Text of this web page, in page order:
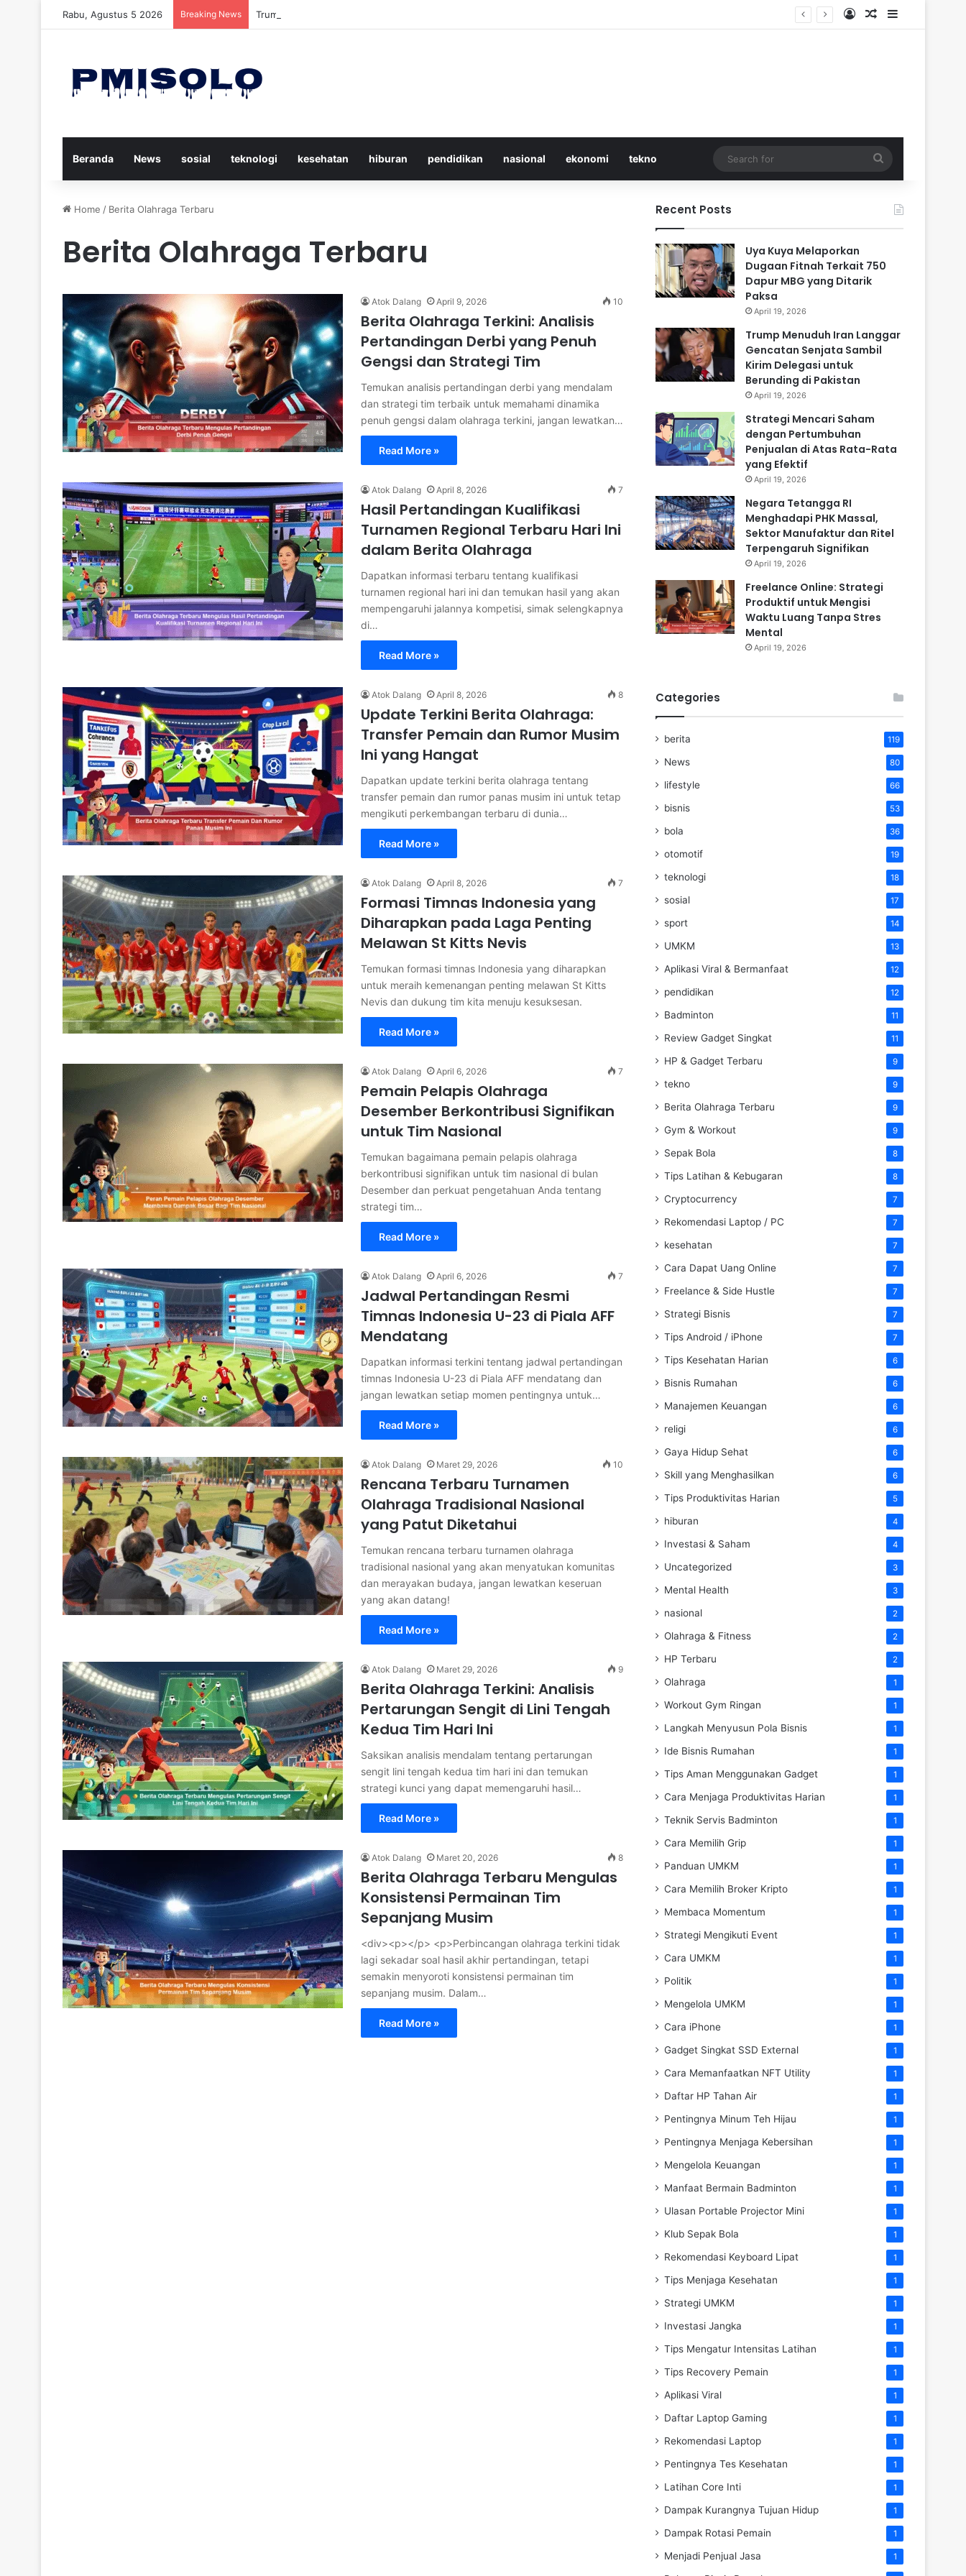
Rabu, Agustus 5 2026 Breaking News Trump Menuduh Iran Langgar Gencatan Senjata Sambil Kirim Delegasi untuk Berunding di Pakistan Log InRandom Article
Sidebar
Beranda News sosial teknologi kesehatan hiburan pendidikan nasional ekonomi tekno
for
Home / Berita Olahraga Terbaru
Berita Olahraga Terbaru
Atok Dalang April 9, 2026 10
Berita Olahraga Terkini: Analisis
Pertandingan Derbi yang Penuh
Gengsi dan Strategi Tim
Temukan analisis pertandingan derbi yang mendalam
dan strategi tim terbaik untuk memahami dinamika
penuh gengsi dalam olahraga terkini, jangan lewatkan…
Read More »
Atok Dalang April 8, 2026 7
Hasil Pertandingan Kualifikasi
Turnamen Regional Terbaru Hari Ini
dalam Berita Olahraga
Dapatkan informasi terbaru tentang kualifikasi
turnamen regional hari ini dan temukan hasil yang akan
mempengaruhi jalannya kompetisi, simak selengkapnya
di…
Read More »
Atok Dalang April 8, 2026 8
Update Terkini Berita Olahraga:
Transfer Pemain dan Rumor Musim
Ini yang Hangat
Dapatkan update terkini berita olahraga tentang
transfer pemain dan rumor panas musim ini untuk tetap
mengikuti perkembangan terbaru di dunia…
Read More »
Atok Dalang April 8, 2026 7
Formasi Timnas Indonesia yang
Diharapkan pada Laga Penting
Melawan St Kitts Nevis
Temukan formasi timnas Indonesia yang diharapkan
untuk meraih kemenangan penting melawan St Kitts
Nevis dan dukung tim kita menuju kesuksesan.
Read More »
Atok Dalang April 6, 2026 7
Pemain Pelapis Olahraga
Desember Berkontribusi Signifikan
untuk Tim Nasional
Temukan bagaimana pemain pelapis olahraga
berkontribusi signifikan untuk tim nasional di bulan
Desember dan perkuat pengetahuan Anda tentang
strategi tim…
Read More »
Atok Dalang April 6, 2026 7
Jadwal Pertandingan Resmi
Timnas Indonesia U-23 di Piala AFF
Mendatang
Dapatkan informasi terkini tentang jadwal pertandingan
timnas Indonesia U-23 di Piala AFF mendatang dan
jangan lewatkan setiap momen pentingnya untuk…
Read More »
Atok Dalang Maret 29, 2026 10
Rencana Terbaru Turnamen
Olahraga Tradisional Nasional
yang Patut Diketahui
Temukan rencana terbaru turnamen olahraga
tradisional nasional yang akan menyatukan komunitas
dan merayakan budaya, jangan lewatkan keseruan
yang akan datang!
Read More »
Atok Dalang Maret 29, 2026 9
Berita Olahraga Terkini: Analisis
Pertarungan Sengit di Lini Tengah
Kedua Tim Hari Ini
Saksikan analisis mendalam tentang pertarungan
sengit lini tengah kedua tim hari ini dan temukan
strategi kunci yang dapat memengaruhi hasil…
Read More »
Atok Dalang Maret 20, 2026 8
Berita Olahraga Terbaru Mengulas
Konsistensi Permainan Tim
Sepanjang Musim
<div><p></p> <p>Perbincangan olahraga terkini tidak
lagi sekadar soal hasil akhir pertandingan, tetapi
semakin menyoroti konsistensi permainan tim
sepanjang musim. Dalam…
Read More »
Recent Posts
Uya Kuya Melaporkan
Dugaan Fitnah Terkait 750
Dapur MBG yang Ditarik
Paksa
April 19, 2026
Trump Menuduh Iran Langgar
Gencatan Senjata Sambil
Kirim Delegasi untuk
Berunding di Pakistan
April 19, 2026
Strategi Mencari Saham
dengan Pertumbuhan
Penjualan di Atas Rata-Rata
yang Efektif
April 19, 2026
Negara Tetangga RI
Menghadapi PHK Massal,
Sektor Manufaktur dan Ritel
Terpengaruh Signifikan
April 19, 2026
Freelance Online: Strategi
Produktif untuk Mengisi
Waktu Luang Tanpa Stres
Mental
April 19, 2026
Categories
berita 119
News 80
lifestyle 66
bisnis 53
bola 36
otomotif 19
teknologi 18
sosial 17
sport 14
UMKM 13
Aplikasi Viral & Bermanfaat 12
pendidikan 12
Badminton 11
Review Gadget Singkat 11
HP & Gadget Terbaru 9
tekno 9
Berita Olahraga Terbaru 9
Gym & Workout 9
Sepak Bola 8
Tips Latihan & Kebugaran 8
Cryptocurrency 7
Rekomendasi Laptop / PC 7
kesehatan 7
Cara Dapat Uang Online 7
Freelance & Side Hustle 7
Strategi Bisnis 7
Tips Android / iPhone 7
Tips Kesehatan Harian 6
Bisnis Rumahan 6
Manajemen Keuangan 6
religi 6
Gaya Hidup Sehat 6
Skill yang Menghasilkan 6
Tips Produktivitas Harian 5
hiburan 4
Investasi & Saham 4
Uncategorized 3
Mental Health 3
nasional 2
Olahraga & Fitness 2
HP Terbaru 2
Olahraga 1
Workout Gym Ringan 1
Langkah Menyusun Pola Bisnis 1
Ide Bisnis Rumahan 1
Tips Aman Menggunakan Gadget 1
Cara Menjaga Produktivitas Harian 1
Teknik Servis Badminton 1
Cara Memilih Grip 1
Panduan UMKM 1
Cara Memilih Broker Kripto 1
Membaca Momentum 1
Strategi Mengikuti Event 1
Cara UMKM 1
Politik 1
Mengelola UMKM 1
Cara iPhone 1
Gadget Singkat SSD External 1
Cara Memanfaatkan NFT Utility 1
Daftar HP Tahan Air 1
Pentingnya Minum Teh Hijau 1
Pentingnya Menjaga Kebersihan 1
Mengelola Keuangan 1
Manfaat Bermain Badminton 1
Ulasan Portable Projector Mini 1
Klub Sepak Bola 1
Rekomendasi Keyboard Lipat 1
Tips Menjaga Kesehatan 1
Strategi UMKM 1
Investasi Jangka 1
Tips Mengatur Intensitas Latihan 1
Tips Recovery Pemain 1
Aplikasi Viral 1
Daftar Laptop Gaming 1
Rekomendasi Laptop 1
Pentingnya Tes Kesehatan 1
Latihan Core Inti 1
Dampak Kurangnya Tujuan Hidup 1
Dampak Rotasi Pemain 1
Menjadi Penjual Jasa 1